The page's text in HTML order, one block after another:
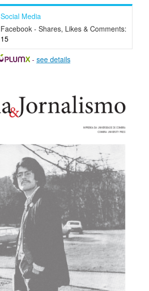
Social Media
Facebook - Shares, Likes & Comments:
15
- see details